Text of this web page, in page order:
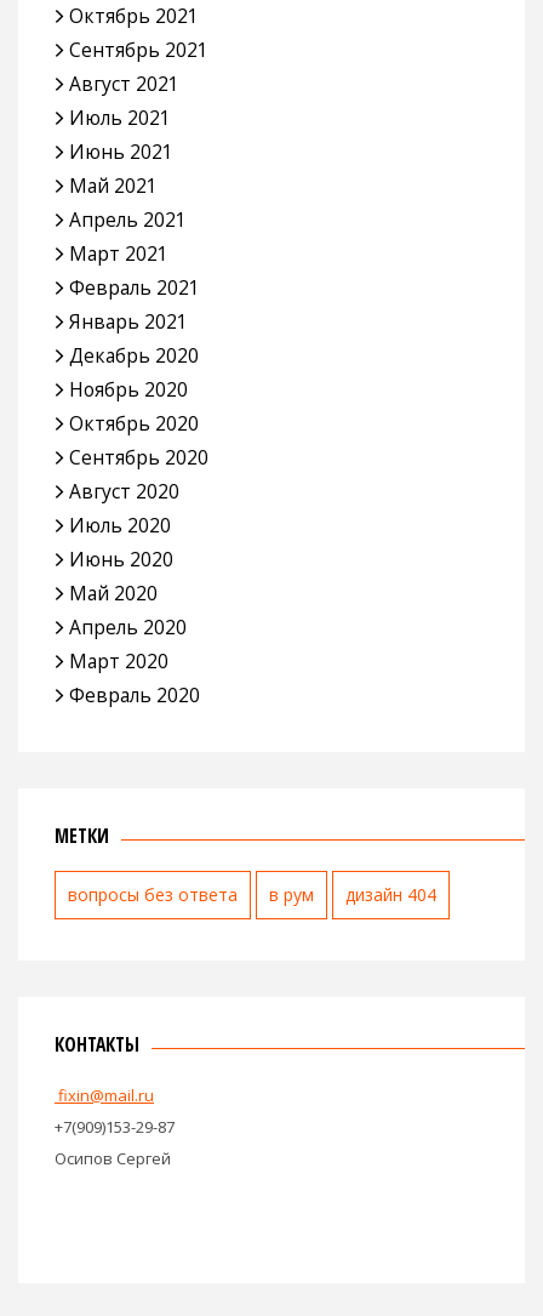
Октябрь 2021
Сентябрь 2021
Август 2021
Июль 2021
Июнь 2021
Май 2021
Апрель 2021
Март 2021
Февраль 2021
Январь 2021
Декабрь 2020
Ноябрь 2020
Октябрь 2020
Сентябрь 2020
Август 2020
Июль 2020
Июнь 2020
Май 2020
Апрель 2020
Март 2020
Февраль 2020
МЕТКИ
вопросы без ответа в рум дизайн 404
КОНТАКТЫ
fixin@mail.ru
+7(909)153-29-87
Осипов Сергей